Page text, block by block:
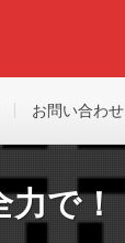
お問い合わせ
力で！